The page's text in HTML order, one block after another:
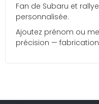
Fan de Subaru et
personnalisée.
Ajoutez prénom ou
précision —